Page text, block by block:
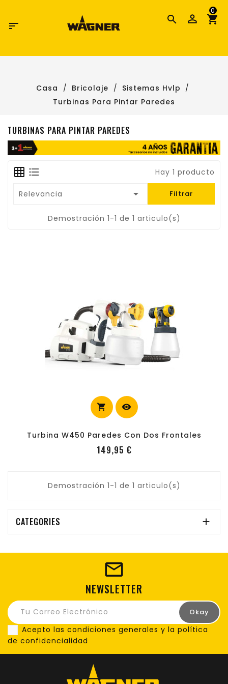

0
Casa Bricolaje
Sistemas Hvlp
Turbinas Para Pintar Paredes
TURBINAS PARA PINTAR PAREDES
Hay 1 producto
Relevancia  Filtrar
Demostración 1-1 de 1 articulo(s)
shopping_cart visibility
Turbina W450 Paredes Con Dos Frontales
149,95 €Precio
Demostración 1-1 de 1 articulo(s)
CATEGORIES 
NEWSLETTER
Acepto las condiciones generales y la política
de confidencialidad